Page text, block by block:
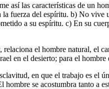
así las características de un
fuerza del espíritu. b) No vive
a su espíritu. c) En su
, relaciona el hombre natural, el
en el desierto; para el
en que el trabajo es el
se acostumbra tanto a